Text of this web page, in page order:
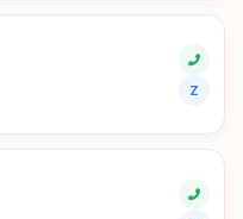
Z